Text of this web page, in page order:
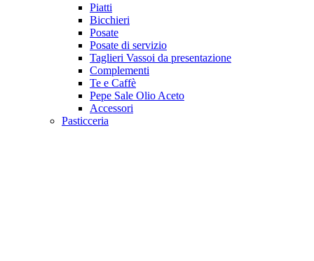
Piatti
Bicchieri
Posate
Posate di servizio
Taglieri Vassoi da presentazione
Complementi
Te e Caffè
Pepe Sale Olio Aceto
Accessori
Pasticceria